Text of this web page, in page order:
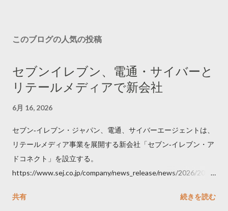
このブログの人気の投稿
セブンイレブン、電通・サイバーと
リテールメディアで新会社
6月 16, 2026
セブン‐イレブン・ジャパン、電通、サイバーエージェントは、
リテールメディア事業を展開する新会社「セブン‐イレブン・ア
ドコネクト」を設立する。
https://www.sej.co.jp/company/news_release/news/2026/2026
共有
続きを読む